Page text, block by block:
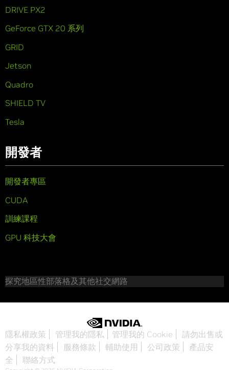
DRIVE PX2
GeForce GTX 20 系列
GRID
Jetson
Quadro
SHIELD TV
Tesla
開發者
開發者專區
CUDA
訓練課程
GPU 科技大會
探究地區性部落格及其他社交網路
隱私權政策 管理我的隱私 管理我的 Cookie
請勿出售或
分享我的資料
服務條款 輔助使用 公司政策
產品安
全
聯絡方式